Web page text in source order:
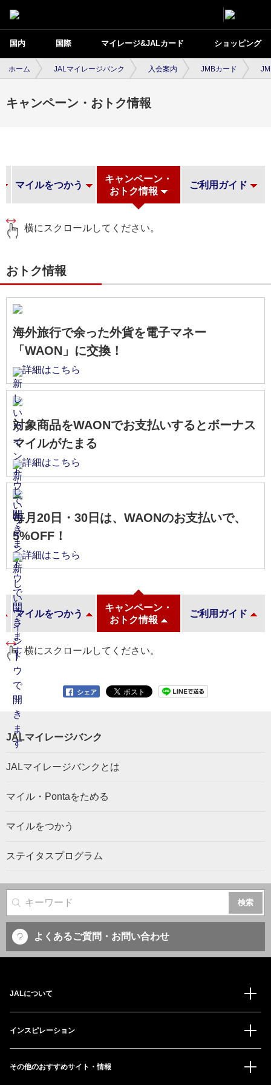
国内 国際 マイレージ&JALカード ショッピング
ホーム JALマイレージバンク 入会案内 JMBカード
キャンペーン・おトク情報
マイルをつかう
キャンペーン・
おトク情報
ご利用ガイド
横にスクロールしてください。
おトク情報
海外旅行で余った外貨を電子マネー
「WAON」に交換！
詳細はこちら
対象商品をWAONでお支払いするとボーナス
マイルがたまる
詳細はこちら
毎月20日・30日は、WAONのお支払いで、
5%OFF！
詳細はこちら
マイルをつかう
キャンペーン・
おトク情報
ご利用ガイド
横にスクロールしてください。
シェア
JALマイレージバンク
JALマイレージバンクとは
マイル・Pontaをためる
マイルをつかう
ステイタスプログラム
サイト内検索
よくあるご質問・お問い合わせ
JALについて
インスピレーション
その他のおすすめサイト・情報